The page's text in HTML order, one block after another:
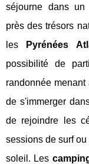
séjourne dans un
près des trésors
les
Pyrénées
possibilité de
randonnée
de s'immerger
de rejoindre les
sessions de surf
soleil. Les